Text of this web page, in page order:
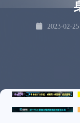
2023-02-25